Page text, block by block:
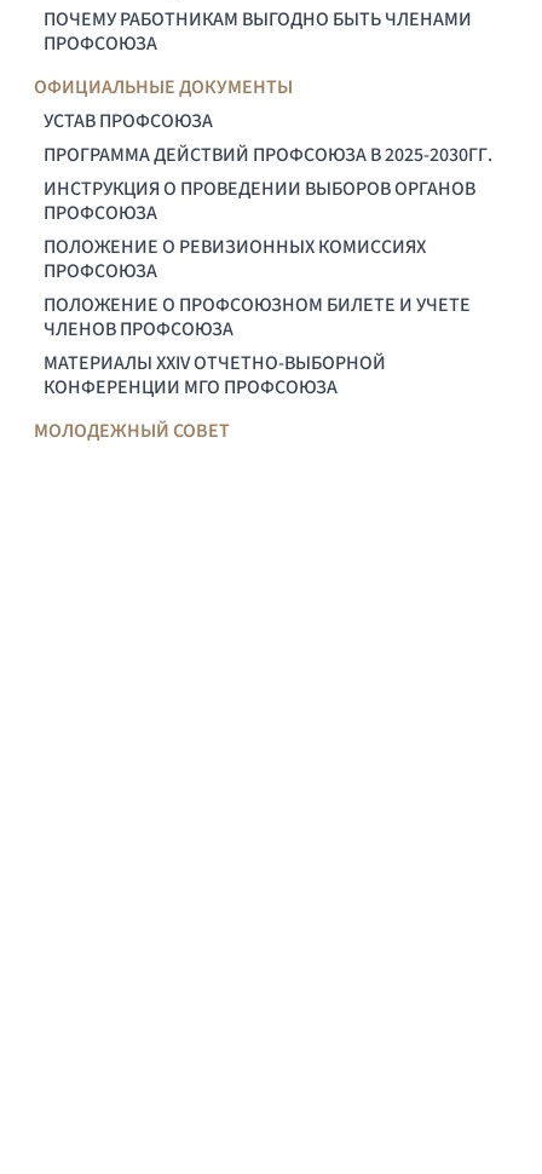
ПОЧЕМУ РАБОТНИКАМ ВЫГОДНО БЫТЬ ЧЛЕНАМИ
ПРОФСОЮЗА
ОФИЦИАЛЬНЫЕ ДОКУМЕНТЫ
УСТАВ ПРОФСОЮЗА
ПРОГРАММА ДЕЙСТВИЙ ПРОФСОЮЗА В 2025-2030ГГ.
ИНСТРУКЦИЯ О ПРОВЕДЕНИИ ВЫБОРОВ ОРГАНОВ
ПРОФСОЮЗА
ПОЛОЖЕНИЕ О РЕВИЗИОННЫХ КОМИССИЯХ
ПРОФСОЮЗА
ПОЛОЖЕНИЕ О ПРОФСОЮЗНОМ БИЛЕТЕ И УЧЕТЕ
ЧЛЕНОВ ПРОФСОЮЗА
МАТЕРИАЛЫ XXIV ОТЧЕТНО-ВЫБОРНОЙ
КОНФЕРЕНЦИИ МГО ПРОФСОЮЗА
МОЛОДЕЖНЫЙ СОВЕТ